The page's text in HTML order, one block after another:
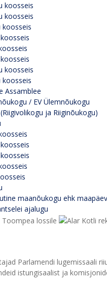
koosseis
koosseis
koosseis
koosseis
koosseis
Assamblee
/ EV Ülemnõukogu
ja Riiginõukogu)
maanõukogu ehk maapäev
ajalugu
istungisaalist ja